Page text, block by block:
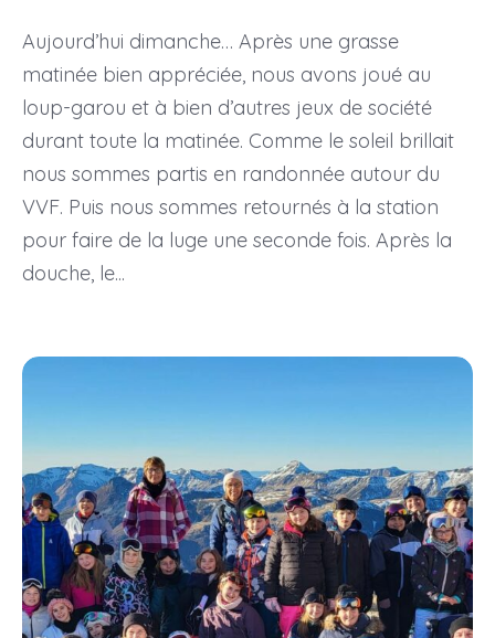
Aujourd’hui dimanche… Après une grasse
matinée bien appréciée, nous avons joué au
loup-garou et à bien d’autres jeux de société
durant toute la matinée. Comme le soleil brillait
nous sommes partis en randonnée autour du
VVF. Puis nous sommes retournés à la station
pour faire de la luge une seconde fois. Après la
douche, le...